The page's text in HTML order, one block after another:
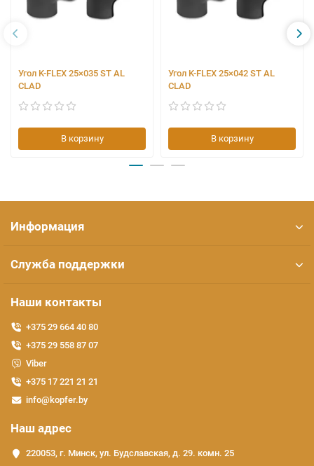
Угол K-FLEX 25×035 ST AL
CLAD
В корзину
Угол K-FLEX 25×042 ST AL
CLAD
В корзину
Информация
Служба поддержки
Наши контакты
+375 29 664 40 80
+375 29 558 87 07
Viber
+375 17 221 21 21
info@kopfer.by
Наш адрес
220053, г. Минск, ул. Будславская, д. 29. комн. 25